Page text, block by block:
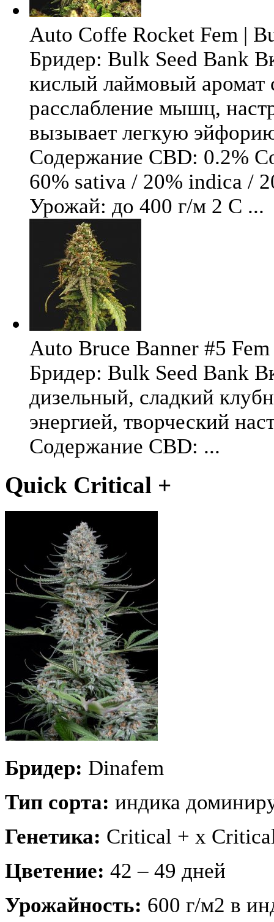
Auto Coffe Rocket Fem |
Бридер: Bulk Seed Bank
кислый лаймовый аромат
расслабление мышц,
вызывает легкую
Содержание CBD: 0.2%
60% sativa / 20% indica /
Урожай: до 400 г/м 2 С ...
Auto Bruce Banner #5
Бридер: Bulk Seed Bank
дизельный, сладкий
энергией, творческий
Содержание CBD: ...
Quick Critical +
Бридер: Dinafem
Тип сорта: индика
Генетика: Critical + x
Цветение: 42 – 49 дней
Урожайность: 600 г/м2 в